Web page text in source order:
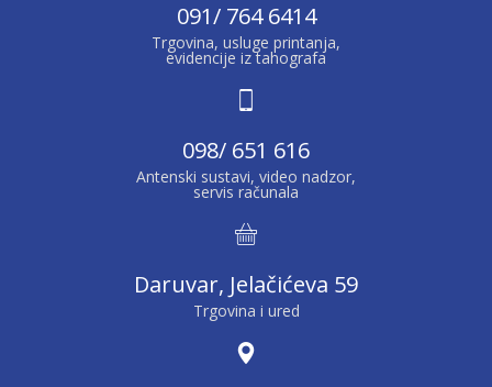
091/ 764 6414
Trgovina, usluge printanja,
evidencije iz tahografa
098/ 651 616
Antenski sustavi, video nadzor,
servis računala
Daruvar, Jelačićeva 59
Trgovina i ured